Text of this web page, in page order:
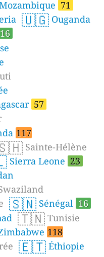
71
🇺🇬 Ouganda
16
57
117
Sainte-Hélène
Sierra Leone 23
🇸🇳 Sénégal 16
🇹🇳 Tunisie
118
🇪🇹 Éthiopie